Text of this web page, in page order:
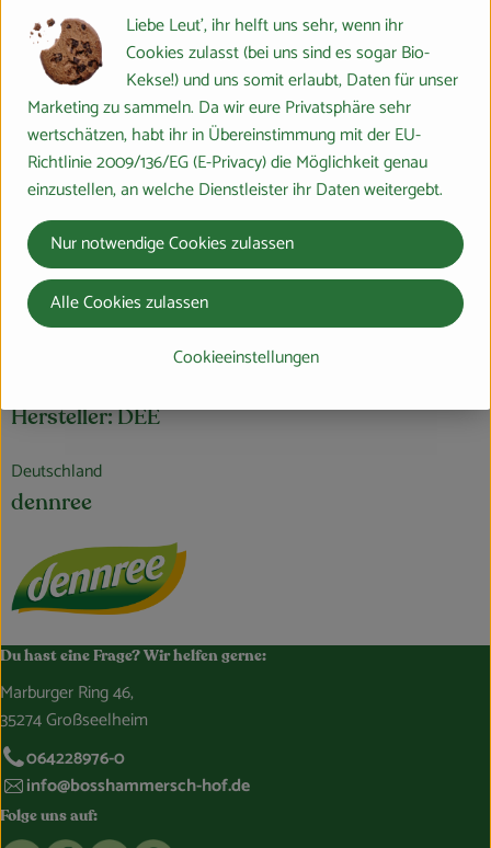
Zutaten
Nährwert-Info
Produktdatenblatt
Hersteller: DEE
Deutschland
dennree
Du hast eine Frage? Wir helfen gerne:
Marburger Ring 46,
35274 Großseelheim
064228976-0
info@bosshammersch-hof.de
Folge uns auf:
Liebe Leut', ihr helft uns sehr, wenn ihr
Cookies zulasst (bei uns sind es sogar Bio-
Kekse!) und uns somit erlaubt, Daten für unser
Marketing zu sammeln. Da wir eure Privatsphäre sehr
wertschätzen, habt ihr in Übereinstimmung mit der EU-
Richtlinie 2009/136/EG (E-Privacy) die Möglichkeit genau
einzustellen, an welche Dienstleister ihr Daten weitergebt.
Cookieeinstellungen
Nur notwendige Cookies zulassen
Alle Cookies zulassen